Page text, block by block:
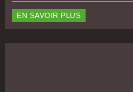
EN SAVOIR PLUS